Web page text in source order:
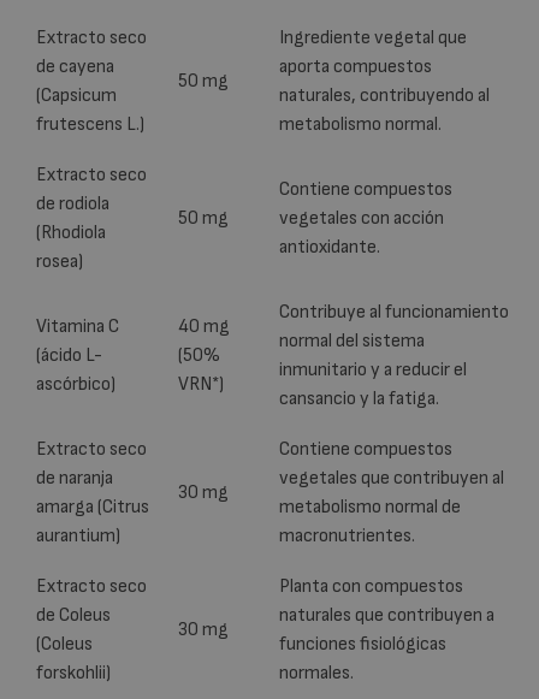
Extracto seco
de cayena
(Capsicum
frutescens L.)
50 mg
Ingrediente vegetal que
aporta compuestos
naturales, contribuyendo al
metabolismo normal.
Extracto seco
de rodiola
(Rhodiola
rosea)
50 mg
Contiene compuestos
vegetales con acción
antioxidante.
Vitamina C
(ácido L-
ascórbico)
40 mg
(50%
VRN*)
Contribuye al funcionamiento
normal del sistema
inmunitario y a reducir el
cansancio y la fatiga.
Extracto seco
de naranja
amarga (Citrus
aurantium)
30 mg
Contiene compuestos
vegetales que contribuyen al
metabolismo normal de
macronutrientes.
Extracto seco
de Coleus
(Coleus
forskohlii)
30 mg
Planta con compuestos
naturales que contribuyen a
funciones fisiológicas
normales.